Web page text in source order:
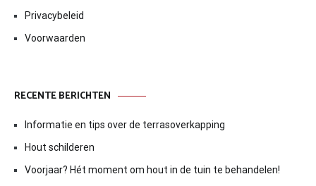
Privacybeleid
Voorwaarden
RECENTE BERICHTEN
Informatie en tips over de terrasoverkapping
Hout schilderen
Voorjaar? Hét moment om hout in de tuin te behandelen!